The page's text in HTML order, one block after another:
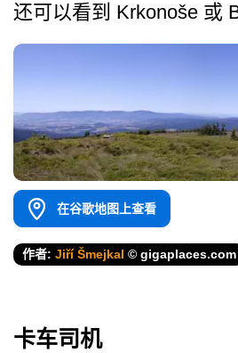
还可以看到 Krkonoše 或
在谷歌地图上查看
作者: Jiří Šmejkal © gigaplaces.com
卡车司机